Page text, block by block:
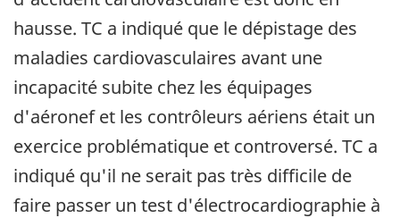
hausse. TC a indiqué que le dépistage des
maladies cardiovasculaires avant une
incapacité subite chez les équipages
d'aéronef et les contrôleurs aériens était un
exercice problématique et controversé. TC a
indiqué qu'il ne serait pas très difficile de
faire passer un test d'électrocardiographie à